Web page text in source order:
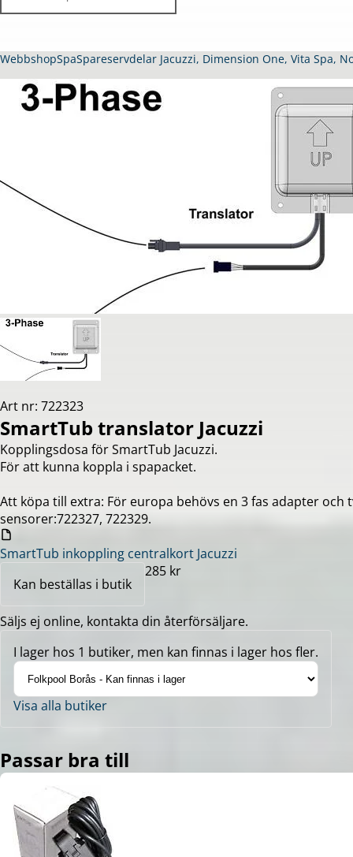
WebbshopSpaSpareservdelar Jacuzzi, Dimension One, Vita Spa,
Art nr: 722323
SmartTub translator Jacuzzi
Kopplingsdosa för SmartTub Jacuzzi.
För att kunna koppla i spapacket.
Att köpa till extra: För europa behövs en 3 fas adapter och
sensorer:722327, 722329.
SmartTub inkoppling centralkort Jacuzzi
Kan beställas i butik
285 kr
Säljs ej online, kontakta din återförsäljare.
I lager hos 1 butiker, men kan finnas i lager hos fler.
Visa alla butiker
Passar bra till